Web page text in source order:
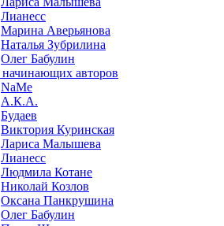
Лианесс
Марина Аверьянова
Наталья Зубрилина
Олег Бабулин
начинающих авторов
NaMe
А.К.А.
Будаев
Виктория Куринская
Лариса Малышева
Лианесс
Людмила Котане
Николай Козлов
Оксана Панкрушина
Олег Бабулин